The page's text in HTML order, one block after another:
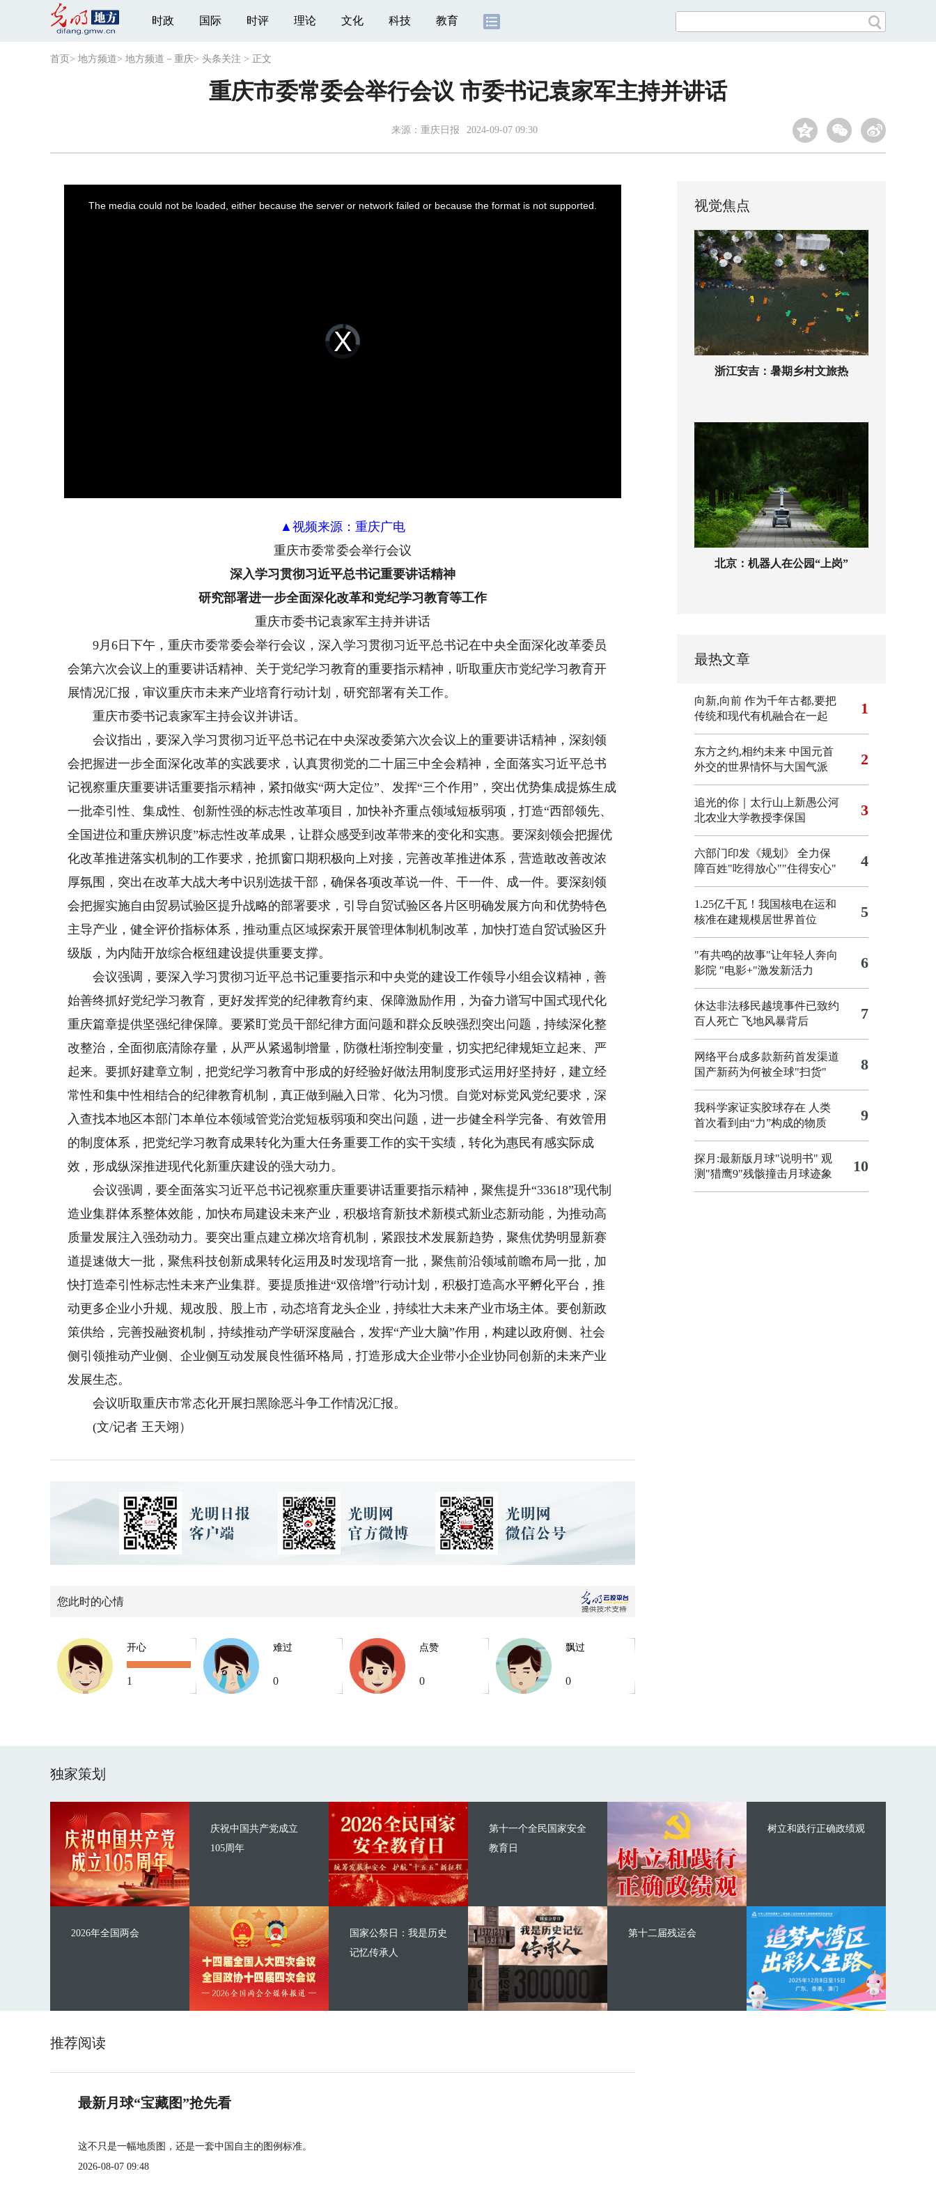
时政 国际 时评 理论 文化 科技 教育
首页 > 地方频道> 地方频道－重庆> 头条关注 > 正文
重庆市委常委会举行会议 市委书记袁家军主持并讲话
来源： 重庆日报 2024-09-07 09:30
Video
Player
loading.
The media could not be loaded, either because the server or network failed or because the format is not supported.
▲视频来源：重庆广电
重庆市委常委会举行会议
深入学习贯彻习近平总书记重要讲话精神
研究部署进一步全面深化改革和党纪学习教育等工作
重庆市委书记袁家军主持并讲话
9月6日下午，重庆市委常委会举行会议，深入学习贯彻习近平总书记在中央全面深化改革委员
会第六次会议上的重要讲话精神、关于党纪学习教育的重要指示精神，听取重庆市党纪学习教育开
展情况汇报，审议重庆市未来产业培育行动计划，研究部署有关工作。
重庆市委书记袁家军主持会议并讲话。
会议指出，要深入学习贯彻习近平总书记在中央深改委第六次会议上的重要讲话精神，深刻领
会把握进一步全面深化改革的实践要求，认真贯彻党的二十届三中全会精神，全面落实习近平总书
记视察重庆重要讲话重要指示精神，紧扣做实“两大定位”、发挥“三个作用”，突出优势集成提炼生成
一批牵引性、集成性、创新性强的标志性改革项目，加快补齐重点领域短板弱项，打造“西部领先、
全国进位和重庆辨识度”标志性改革成果，让群众感受到改革带来的变化和实惠。要深刻领会把握优
化改革推进落实机制的工作要求，抢抓窗口期积极向上对接，完善改革推进体系，营造敢改善改浓
厚氛围，突出在改革大战大考中识别选拔干部，确保各项改革说一件、干一件、成一件。要深刻领
会把握实施自由贸易试验区提升战略的部署要求，引导自贸试验区各片区明确发展方向和优势特色
主导产业，健全评价指标体系，推动重点区域探索开展管理体制机制改革，加快打造自贸试验区升
级版，为内陆开放综合枢纽建设提供重要支撑。
会议强调，要深入学习贯彻习近平总书记重要指示和中央党的建设工作领导小组会议精神，善
始善终抓好党纪学习教育，更好发挥党的纪律教育约束、保障激励作用，为奋力谱写中国式现代化
重庆篇章提供坚强纪律保障。要紧盯党员干部纪律方面问题和群众反映强烈突出问题，持续深化整
改整治，全面彻底清除存量，从严从紧遏制增量，防微杜渐控制变量，切实把纪律规矩立起来、严
起来。要抓好建章立制，把党纪学习教育中形成的好经验好做法用制度形式运用好坚持好，建立经
常性和集中性相结合的纪律教育机制，真正做到融入日常、化为习惯。自觉对标党风党纪要求，深
入查找本地区本部门本单位本领域管党治党短板弱项和突出问题，进一步健全科学完备、有效管用
的制度体系，把党纪学习教育成果转化为重大任务重要工作的实干实绩，转化为惠民有感实际成
效，形成纵深推进现代化新重庆建设的强大动力。
会议强调，要全面落实习近平总书记视察重庆重要讲话重要指示精神，聚焦提升“33618”现代制
造业集群体系整体效能，加快布局建设未来产业，积极培育新技术新模式新业态新动能，为推动高
质量发展注入强劲动力。要突出重点建立梯次培育机制，紧跟技术发展新趋势，聚焦优势明显新赛
道提速做大一批，聚焦科技创新成果转化运用及时发现培育一批，聚焦前沿领域前瞻布局一批，加
快打造牵引性标志性未来产业集群。要提质推进“双倍增”行动计划，积极打造高水平孵化平台，推
动更多企业小升规、规改股、股上市，动态培育龙头企业，持续壮大未来产业市场主体。要创新政
策供给，完善投融资机制，持续推动产学研深度融合，发挥“产业大脑”作用，构建以政府侧、社会
侧引领推动产业侧、企业侧互动发展良性循环格局，打造形成大企业带小企业协同创新的未来产业
发展生态。
会议听取重庆市常态化开展扫黑除恶斗争工作情况汇报。
(文/记者 王天翊）
您此时的心情
开心
1
难过
0
点赞
0
飘过
0
视觉焦点
浙江安吉：暑期乡村文旅热
北京：机器人在公园“上岗”
最热文章
向新,向前 作为千年古都,要把
传统和现代有机融合在一起
1
东方之约,相约未来 中国元首
外交的世界情怀与大国气派
2
追光的你｜太行山上新愚公河
北农业大学教授李保国
3
六部门印发《规划》 全力保
障百姓"吃得放心""住得安心"
4
1.25亿千瓦！我国核电在运和
核准在建规模居世界首位
5
"有共鸣的故事"让年轻人奔向
影院 "电影+"激发新活力 6
休达非法移民越境事件已致约
百人死亡 飞地风暴背后 7
网络平台成多款新药首发渠道
国产新药为何被全球"扫货"
8
我科学家证实胶球存在 人类
首次看到由“力”构成的物质
9
探月:最新版月球"说明书" 观
测"猎鹰9"残骸撞击月球迹象
10
独家策划
庆祝中国共产党成立
105周年
2026年全国两会
第十一个全民国家安全
教育日
国家公祭日：我是历史
记忆传承人
树立和践行正确政绩观
第十二届残运会
推荐阅读
最新月球“宝藏图”抢先看
这不只是一幅地质图，还是一套中国自主的图例标准。
2026-08-07 09:48